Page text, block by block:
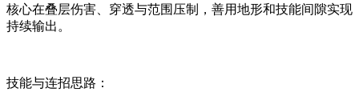
核心在叠层伤害、穿透与范围压制，善用地形和技能间隙实现
持续输出。
技能与连招思路：